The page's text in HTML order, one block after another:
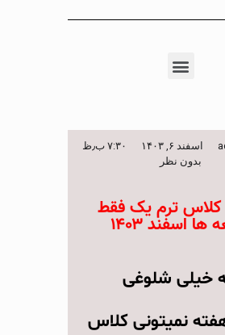
اسفند ۶, ۱۴۰۳
۷:۳۰ ب٫ظ
بدون نظر
ترم یک فقط
اسفند ۱۴۰۳
خیلی شلوغی
نمیتونی کلاس